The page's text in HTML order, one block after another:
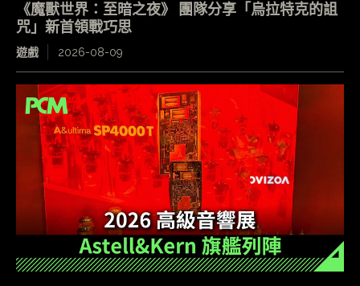
《魔獸世界：至暗之夜》 團隊分享「烏拉特克的詛
咒」新首領戰巧思
遊戲 2026-08-09